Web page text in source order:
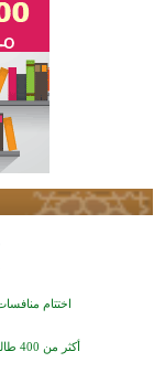
اختتام الدورة
تيسليتش تختتم
اختتام منافسات
أكثر من 400 طالب يشاركون في مسابقة المعلومات الإسلامية بأستراليا